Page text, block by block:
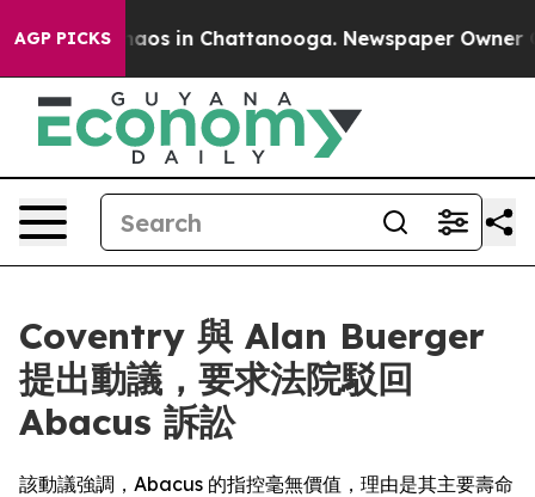
AGP PICKSChaos in Chattanooga. Newspaper Owner
Coventry 與 Alan Buerger
提出動議，要求法院駁回
Abacus 訴訟
該動議強調，Abacus 的指控毫無價值，理由是其主要壽命